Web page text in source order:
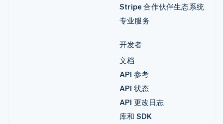
Stripe 合作伙伴生态系统
专业服务
开发者
文档
API 参考
API 状态
API 更改日志
库和 SDK